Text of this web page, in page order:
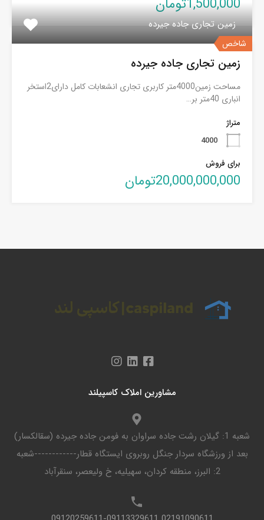
1,500,000تومان
شاخص
زمین تجاری جاده جیرده
زمین تجاری جاده جیرده
مساحت زمین4000متر کاربری تجاری انشعابات کامل دارای2استخر
انباری 40متر بر…
متراژ
4000
برای فروش
20,000,000,000تومان
مشاورین املاک کاسپیلند
شعبه 1: گیلان رشت جاده سراوان به فومن جاده جیرده (سقالکسار)
بعد از ورزشگاه سردار جنگل روبروی ایستگاه قطار------------شعبه
2: البرز، منطقه کردان، سهیلیه، خ ولیعصر، سنقرآباد